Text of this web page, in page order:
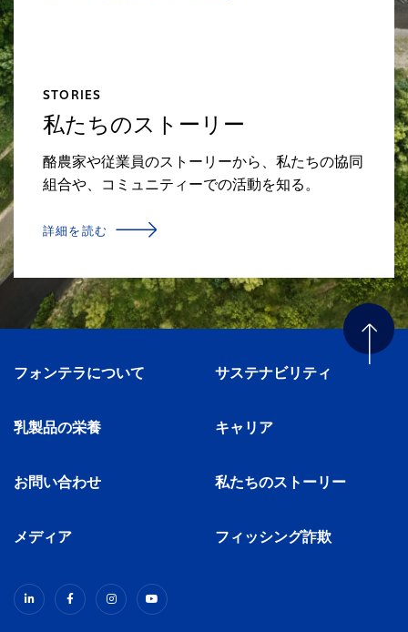
STORIES
私たちのストーリー
酪農家や従業員のストーリーから、私たちの協同
組合や、コミュニティーでの活動を知る。
詳細を読む
フォンテラについて サステナビリティ
乳製品の栄養 キャリア
お問い合わせ 私たちのストーリー
メディア フィッシング詐欺